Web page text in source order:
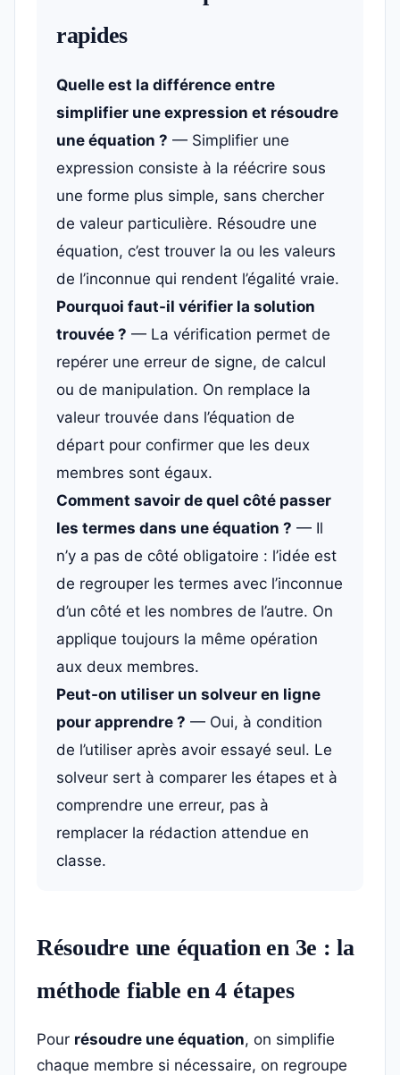
rapides
Quelle est la différence entre
simplifier une expression et résoudre
une équation ? — Simplifier une
expression consiste à la réécrire sous
une forme plus simple, sans chercher
de valeur particulière. Résoudre une
équation, c’est trouver la ou les valeurs
de l’inconnue qui rendent l’égalité vraie.
Pourquoi faut-il vérifier la solution
trouvée ? — La vérification permet de
repérer une erreur de signe, de calcul
ou de manipulation. On remplace la
valeur trouvée dans l’équation de
départ pour confirmer que les deux
membres sont égaux.
Comment savoir de quel côté passer
les termes dans une équation ? — Il
n’y a pas de côté obligatoire : l’idée est
de regrouper les termes avec l’inconnue
d’un côté et les nombres de l’autre. On
applique toujours la même opération
aux deux membres.
Peut-on utiliser un solveur en ligne
pour apprendre ? — Oui, à condition
de l’utiliser après avoir essayé seul. Le
solveur sert à comparer les étapes et à
comprendre une erreur, pas à
remplacer la rédaction attendue en
classe.
Résoudre une équation en 3e : la
méthode fiable en 4 étapes
Pour résoudre une équation, on simplifie
chaque membre si nécessaire, on regroupe